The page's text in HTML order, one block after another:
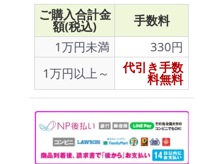
ご購入合計金
額(税込)
手数料
1万円未満
330円
1万円以上～
代引き手数
料無料